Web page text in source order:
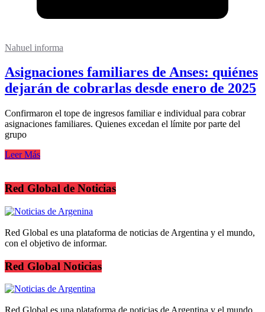
Nahuel informa
Asignaciones familiares de Anses: quiénes
dejarán de cobrarlas desde enero de 2025
Confirmaron el tope de ingresos familiar e individual para cobrar
asignaciones familiares. Quienes excedan el límite por parte del
grupo
Leer Más
Red Global de Noticias
Red Global es una plataforma de noticias de Argentina y el mundo,
con el objetivo de informar.
Red Global Noticias